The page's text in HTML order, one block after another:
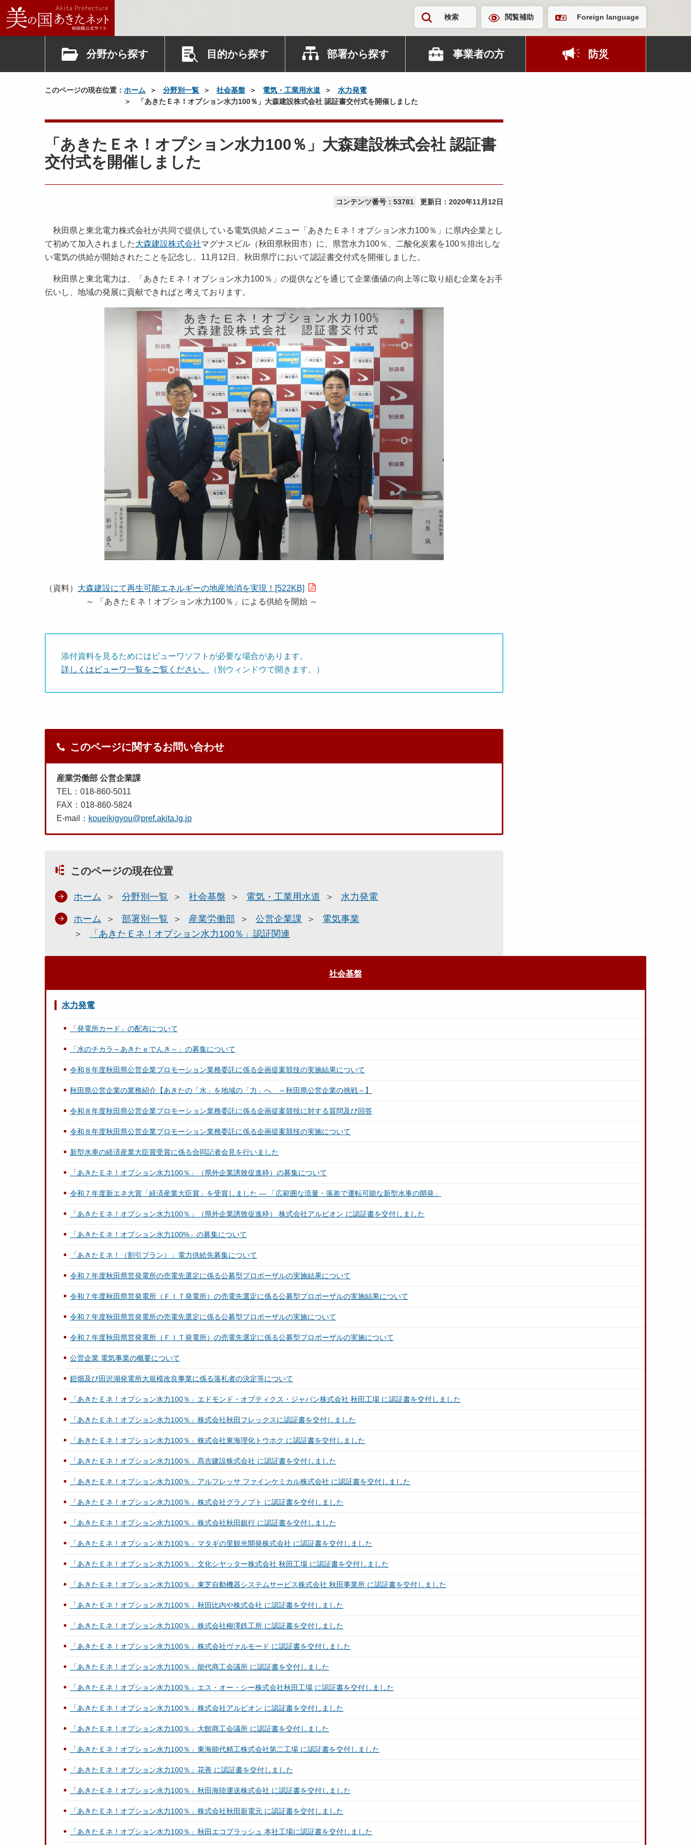
検索 閲覧補助 Foreign language
分野から探す 目的から探す 部署から探す 事業者の方 防災
このページの現在位置： ホーム 分野別一覧 社会基盤 電気・工業用水道
水力発電
「あきたＥネ！オプション水力100％」大森建設株式会社 認証書交付式を開催しました
「あきたＥネ！オプション水力100％」大森建設株式会社 認証書
交付式を開催しました
コンテンツ番号：53781 更新日： 2020年11月12日
秋田県と東北電力株式会社が共同で提供している電気供給メニュー「あきたＥネ！オプション水力100％」に県内企業とし
て初めて加入されました大森建設株式会社マグナスビル（秋田県秋田市）に、県営水力100％、二酸化炭素を100％排出しな
い電気の供給が開始されたことを記念し、11月12日、秋田県庁において認証書交付式を開催しました。
秋田県と東北電力は、「あきたＥネ！オプション水力100％」の提供などを通じて企業価値の向上等に取り組む企業をお手
伝いし、地域の発展に貢献できればと考えております。
（資料） 大森建設にて再生可能エネルギーの地産地消を実現！[522KB]
～ 「あきたＥネ！オプション水力100％」による供給を開始 ～
添付資料を見るためにはビューワソフトが必要な場合があります。
詳しくはビューワ一覧をご覧ください。
（別ウィンドウで開きます。）
このページに関するお問い合わせ
産業労働部 公営企業課
TEL：018-860-5011
FAX：018-860-5824
E-mail： koueikigyou@pref.akita.lg.jp
このページの現在位置
ホーム 分野別一覧 社会基盤 電気・工業用水道 水力発電
ホーム 部署別一覧 産業労働部 公営企業課
電気事業
「あきたＥネ！オプション水力100％」認証関連
社会基盤
水力発電
「発電所カード」の配布について
「水のチカラ～あきたｅでんき～」の募集について
令和８年度秋田県公営企業プロモーション業務委託に係る企画提案競技の実施結果について
秋田県公営企業の業務紹介【あきたの「水」を地域の「力」へ ～秋田県公営企業の挑戦～】
令和８年度秋田県公営企業プロモーション業務委託に係る企画提案競技に対する質問及び回答
令和８年度秋田県公営企業プロモーション業務委託に係る企画提案競技の実施について
新型水車の経済産業大臣賞受賞に係る合同記者会見を行いました
「あきたＥネ！オプション水力100％」（県外企業誘致促進枠）の募集について
令和７年度新エネ大賞「経済産業大臣賞」を受賞しました ― 「広範囲な流量・落差で運転可能な新型水車の開発」
「あきたＥネ！オプション水力100％」（県外企業誘致促進枠） 株式会社アルビオン に認証書を交付しました
「あきたＥネ！オプション水力100%」の募集について
「あきたＥネ！（割引プラン）」電力供給先募集について
令和７年度秋田県営発電所の売電先選定に係る公募型プロポーザルの実施結果について
令和７年度秋田県営発電所（ＦＩＴ発電所）の売電先選定に係る公募型プロポーザルの実施結果について
令和７年度秋田県営発電所の売電先選定に係る公募型プロポーザルの実施について
令和７年度秋田県営発電所（ＦＩＴ発電所）の売電先選定に係る公募型プロポーザルの実施について
公営企業 電気事業の概要について
鎧畑及び田沢湖発電所大規模改良事業に係る落札者の決定等について
「あきたＥネ！オプション水力100％」エドモンド・オプティクス・ジャパン株式会社 秋田工場 に認証書を交付しました
「あきたＥネ！オプション水力100％」株式会社秋田フレックスに認証書を交付しました
「あきたＥネ！オプション水力100％」株式会社東海理化トウホク に認証書を交付しました
「あきたＥネ！オプション水力100％」髙吉建設株式会社 に認証書を交付しました
「あきたＥネ！オプション水力100％」アルフレッサ ファインケミカル株式会社 に認証書を交付しました
「あきたＥネ！オプション水力100％」株式会社グラノプト に認証書を交付しました
「あきたＥネ！オプション水力100％」株式会社秋田銀行 に認証書を交付しました
「あきたＥネ！オプション水力100％」マタギの里観光開発株式会社 に認証書を交付しました
「あきたＥネ！オプション水力100％」文化シヤッター株式会社 秋田工場 に認証書を交付しました
「あきたＥネ！オプション水力100％」東芝自動機器システムサービス株式会社 秋田事業所 に認証書を交付しました
「あきたＥネ！オプション水力100％」秋田比内や株式会社 に認証書を交付しました
「あきたＥネ！オプション水力100％」株式会社柳澤鉄工所 に認証書を交付しました
「あきたＥネ！オプション水力100％」株式会社ヴァルモード に認証書を交付しました
「あきたＥネ！オプション水力100％」能代商工会議所 に認証書を交付しました
「あきたＥネ！オプション水力100％」エス・オー・シー株式会社秋田工場 に認証書を交付しました
「あきたＥネ！オプション水力100％」株式会社アルビオン に認証書を交付しました
「あきたＥネ！オプション水力100％」大館商工会議所 に認証書を交付しました
「あきたＥネ！オプション水力100％」東海能代精工株式会社第二工場 に認証書を交付しました
「あきたＥネ！オプション水力100％」花善 に認証書を交付しました
「あきたＥネ！オプション水力100％」秋田海陸運送株式会社 に認証書を交付しました
「あきたＥネ！オプション水力100％」株式会社秋田新電元 に認証書を交付しました
「あきたＥネ！オプション水力100％」秋田エコプラッシュ 本社工場に認証書を交付しました